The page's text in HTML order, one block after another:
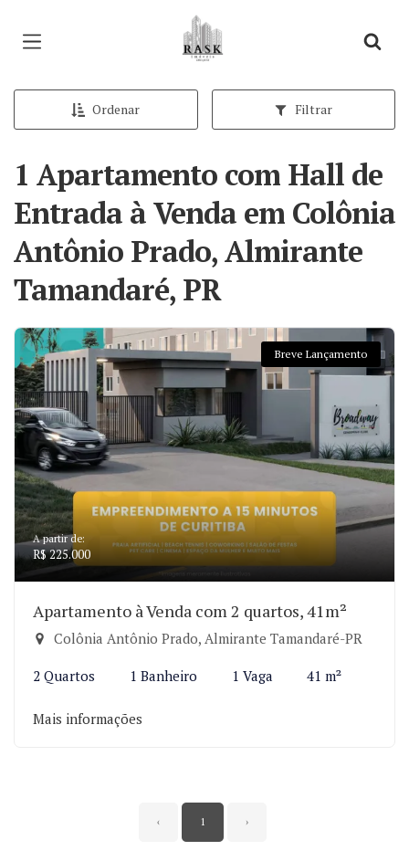
Página inicial
Ordenar Filtrar
1 Apartamento com Hall de
Entrada à Venda em Colônia
Antônio Prado, Almirante
Tamandaré, PR
Breve Lançamento
A partir de:
R$ 225.000
Apartamento à Venda com 2 quartos, 41m²
Colônia Antônio Prado, Almirante Tamandaré-PR
2 Quartos 1 Banheiro 1 Vaga 41 m²
Mais informações
‹ 1 ›